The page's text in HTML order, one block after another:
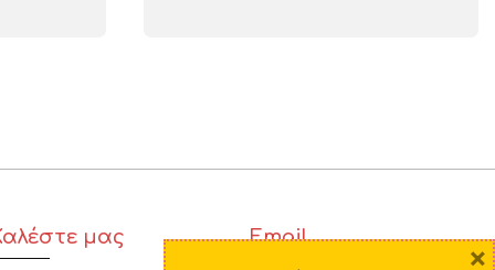
μας
Email
×